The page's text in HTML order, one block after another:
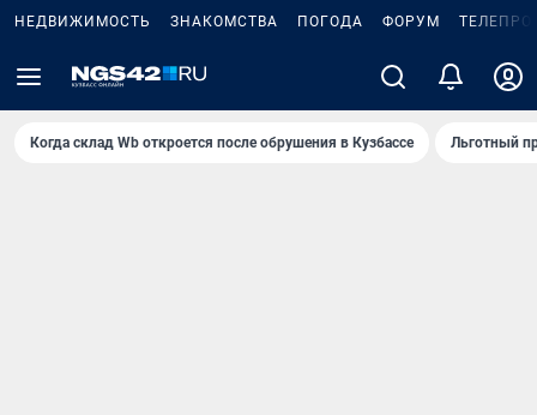
НЕДВИЖИМОСТЬ ЗНАКОМСТВА ПОГОДА ФОРУМ
Когда склад Wb откроется после обрушения в Кузбассе Льготный